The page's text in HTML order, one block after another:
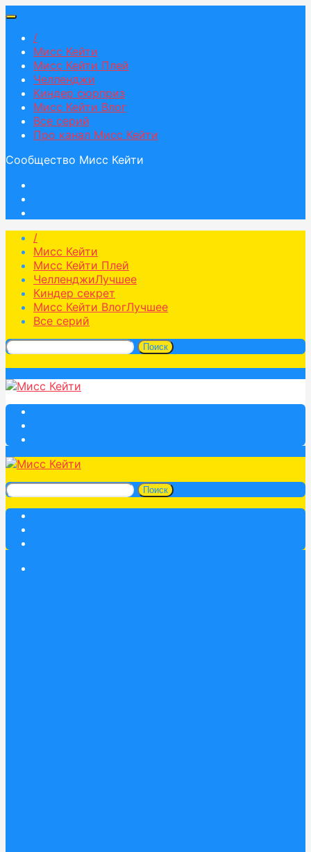
/
Мисс Кейти
Мисс Кейти Плей
Челленджи
Киндер сюрприз
Мисс Кейти Влог
Все серий
Про канал Мисс Кейти
Сообщество Мисс Кейти
/
Мисс Кейти
Мисс Кейти Плей
ЧелленджиЛучшее
Киндер секрет
Мисс Кейти ВлогЛучшее
Все серий
Поиск
Поиск